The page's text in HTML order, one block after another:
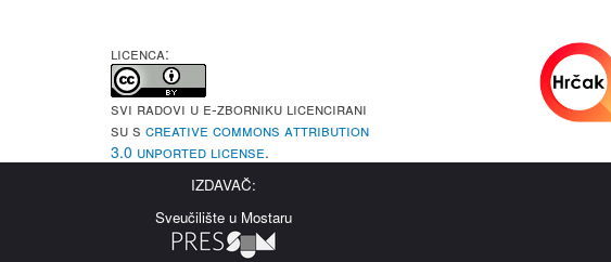
LICENCA:
Svi radovi u e-Zborniku licencirani
su s Creative Commons Attribution
3.0 Unported License.
IZDAVAČ:
Sveučilište u Mostaru